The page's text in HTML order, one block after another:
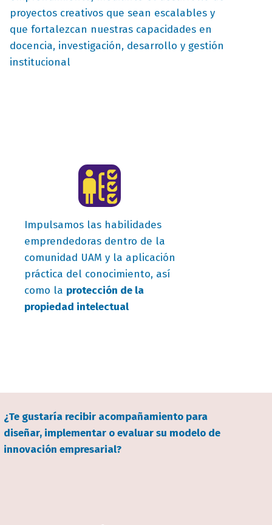
proyectos creativos que sean escalables y
que fortalezcan nuestras capacidades en
docencia, investigación, desarrollo y gestión
institucional
campo
texto
bloque
texto
Impulsamos las habilidades
emprendedoras dentro de la
comunidad UAM y la aplicación
práctica del conocimiento, así
como la protección de la
propiedad intelectual
campo
texto
bloque
¿Te gustaría recibir acompañamiento para
diseñar, implementar o evaluar su modelo de
innovación empresarial?